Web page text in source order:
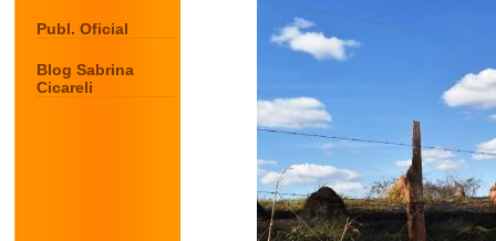
Publ. Oficial
Blog Sabrina
Cicareli